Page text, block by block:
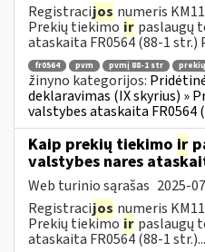
Registracijos numeris
Prekių tiekimo ir paslaugų
ataskaita FR0564 (88-1 str.)
fr0564 pvm pvmį 88-1 str
žinyno kategorijos:
deklaravimas (IX skyrius) »
valstybes ataskaita FR0564
Kaip prekių tiekimo ir
valstybes nares
Web turinio sąrašas 2025-
Registracijos numeris
Prekių tiekimo ir paslaugų
ataskaita FR0564 (88-1 str.)...